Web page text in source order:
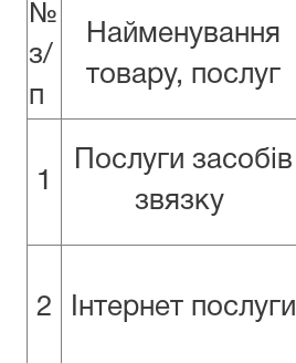
№
з/
п
Найменування
товару, послуг
1
Послуги засобів
звязку
2 Інтернет послуги